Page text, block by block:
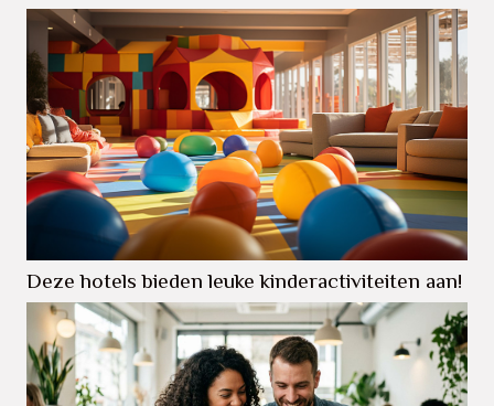
Deze hotels bieden leuke kinderactiviteiten aan!